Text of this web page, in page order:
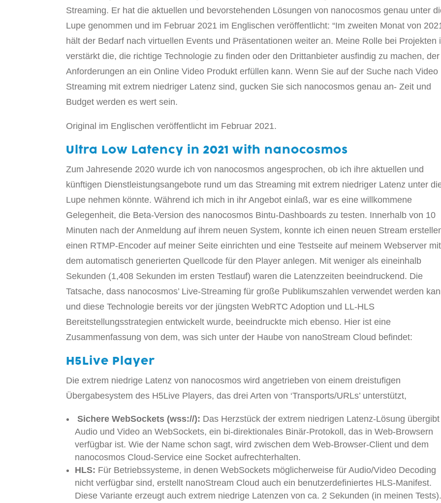
Streaming. Er hat die aktuellen und bevorstehenden Lösungen von nanocosmos genau unter
Lupe genommen und im Februar 2021 im Englischen veröffentlicht: “Im zweiten Monat von
hält der Bedarf nach virtuellen Events und Präsentationen weiter an. Meine Rolle bei Projekten
verstärkt die, die richtige Technologie zu finden oder den Drittanbieter ausfindig zu machen,
Anforderungen an ein Online Video Produkt erfüllen kann. Wenn Sie auf der Suche nach Video
Streaming mit extrem niedriger Latenz sind, gucken Sie sich nanocosmos genau an- Zeit und
Budget werden es wert sein.
Original im Englischen veröffentlicht im Februar 2021.
Ultra Low Latency in 2021 with nanocosmos
Zum Jahresende 2020 wurde ich von nanocosmos angesprochen, ob ich ihre aktuellen und
künftigen Dienstleistungsangebote rund um das Streaming mit extrem niedriger Latenz unter
Lupe nehmen könnte. Während ich mich in ihr Angebot einlaß, war es eine willkommene
Gelegenheit, die Beta-Version des nanocosmos Bintu-Dashboards zu testen. Innerhalb von 10
Minuten nach der Anmeldung auf ihrem neuen System, konnte ich einen neuen Stream
einen RTMP-Encoder auf meiner Seite einrichten und eine Testseite auf meinem Webserver mit
dem automatisch generierten Quellcode für den Player anlegen. Mit weniger als eineinhalb
Sekunden (1,408 Sekunden im ersten Testlauf) waren die Latenzzeiten beeindruckend. Die
Tatsache, dass nanocosmos’ Live-Streaming für große Publikumszahlen verwendet werden
und diese Technologie bereits vor der jüngsten WebRTC Adoption und LL-HLS
Bereitstellungsstrategien entwickelt wurde, beeindruckte mich ebenso. Hier ist eine
Zusammenfassung von dem, was sich unter der Haube von nanoStream Cloud befindet:
H5Live Player
Die extrem niedrige Latenz von nanocosmos wird angetrieben von einem dreistufigen
Übergabesystem des H5Live Players, das drei Arten von ‘Transports/URLs’ unterstützt,
Sichere WebSockets (wss://): Das Herzstück der extrem niedrigen Latenz-Lösung übergibt
Audio und Video an WebSockets, ein bi-direktionales Binär-Protokoll, das in Web-Browsern
verfügbar ist. Wie der Name schon sagt, wird zwischen dem Web-Browser-Client und dem
nanocosmos Cloud-Service eine Socket aufrechterhalten.
HLS: Für Betriebssysteme, in denen WebSockets möglicherweise für Audio/Video Decoding
nicht verfügbar sind, erstellt nanoStream Cloud auch ein benutzerdefiniertes HLS-Manifest.
Diese Variante erzeugt auch extrem niedrige Latenzen von ca. 2 Sekunden (in meinen Tests).